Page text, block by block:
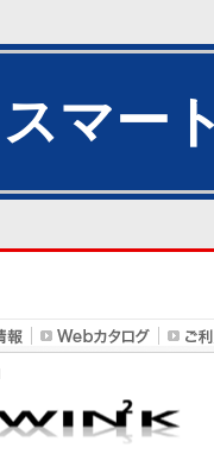
スマー